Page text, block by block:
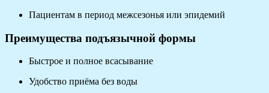
Пациентам в период межсезонья или эпидемий
Преимущества подъязычной формы
Быстрое и полное всасывание
Удобство приёма без воды